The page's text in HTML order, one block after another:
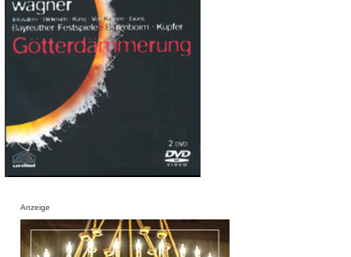
Anzeige